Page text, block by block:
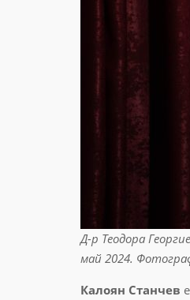
Д-р Теодора
май 2024.
Калоян Станчев е